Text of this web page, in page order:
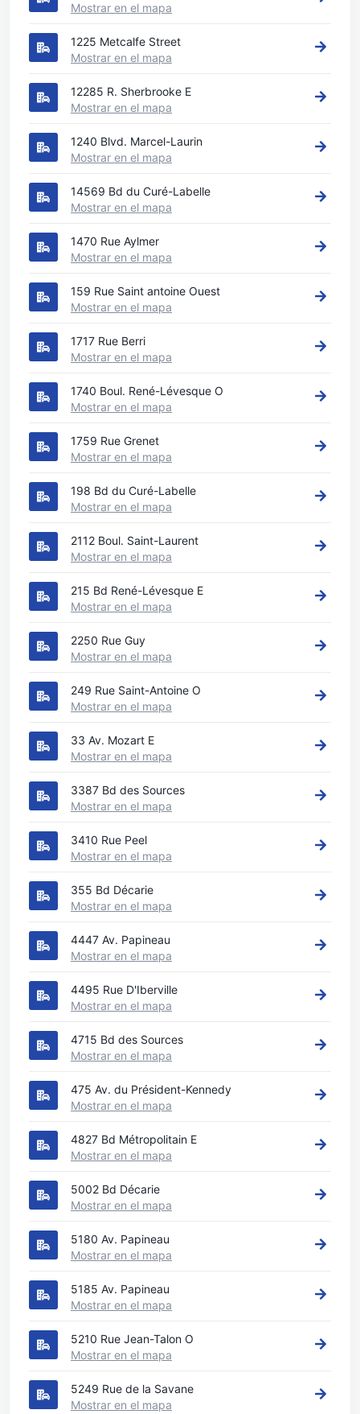
Mostrar en el mapa
1225 Metcalfe Street
Mostrar en el mapa
12285 R. Sherbrooke E
Mostrar en el mapa
1240 Blvd. Marcel-Laurin
Mostrar en el mapa
14569 Bd du Curé-Labelle
Mostrar en el mapa
1470 Rue Aylmer
Mostrar en el mapa
159 Rue Saint antoine Ouest
Mostrar en el mapa
1717 Rue Berri
Mostrar en el mapa
1740 Boul. René-Lévesque O
Mostrar en el mapa
1759 Rue Grenet
Mostrar en el mapa
198 Bd du Curé-Labelle
Mostrar en el mapa
2112 Boul. Saint-Laurent
Mostrar en el mapa
215 Bd René-Lévesque E
Mostrar en el mapa
2250 Rue Guy
Mostrar en el mapa
249 Rue Saint-Antoine O
Mostrar en el mapa
33 Av. Mozart E
Mostrar en el mapa
3387 Bd des Sources
Mostrar en el mapa
3410 Rue Peel
Mostrar en el mapa
355 Bd Décarie
Mostrar en el mapa
4447 Av. Papineau
Mostrar en el mapa
4495 Rue D'Iberville
Mostrar en el mapa
4715 Bd des Sources
Mostrar en el mapa
475 Av. du Président-Kennedy
Mostrar en el mapa
4827 Bd Métropolitain E
Mostrar en el mapa
5002 Bd Décarie
Mostrar en el mapa
5180 Av. Papineau
Mostrar en el mapa
5185 Av. Papineau
Mostrar en el mapa
5210 Rue Jean-Talon O
Mostrar en el mapa
5249 Rue de la Savane
Mostrar en el mapa